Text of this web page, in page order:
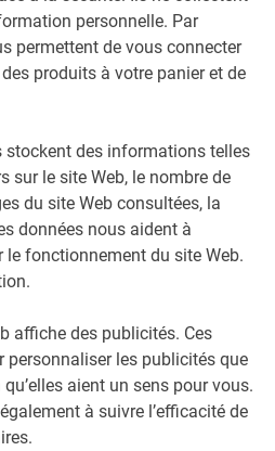
personnelle. Par
permettent de vous connecter
produits à votre panier et de
stockent des informations telles
sur le site Web, le nombre de
du site Web consultées, la
données nous aident à
le fonctionnement du site Web.
affiche des publicités. Ces
les publicités que
aient un sens pour vous.
à suivre l’efficacité de